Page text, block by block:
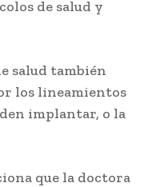
de salud y
salud también
los lineamientos
implantar, o la
que la doctora